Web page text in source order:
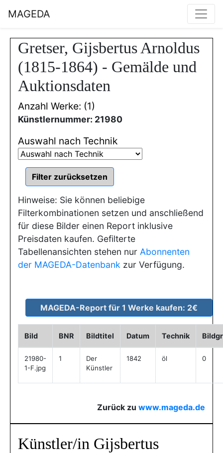
MAGEDA
Gretser, Gijsbertus Arnoldus
(1815-1864) - Gemälde und
Auktionsdaten
Anzahl Werke: (1)
Künstlernummer: 21980
Auswahl nach Technik
Hinweise: Sie können beliebige
Filterkombinationen setzen und anschließend
für diese Bilder einen Report inklusive
Preisdaten kaufen. Gefilterte
Tabellenansichten stehen nur Abonnenten
der MAGEDA-Datenbank zur Verfügung.
Bild BNR Bildtitel Datum Technik
21980-
1-F.jpg
1
Der
Künstler
1842 öl 0
Zurück zu www.mageda.de
Künstler/in Gijsbertus